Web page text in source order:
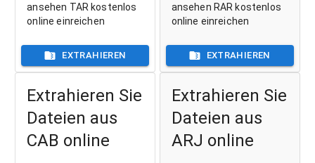
ansehen TAR kostenlos
online einreichen
EXTRAHIEREN
ansehen RAR kostenlos
online einreichen
EXTRAHIEREN
Extrahieren Sie
Dateien aus
CAB online
Extrahieren Sie
Dateien aus
ARJ online